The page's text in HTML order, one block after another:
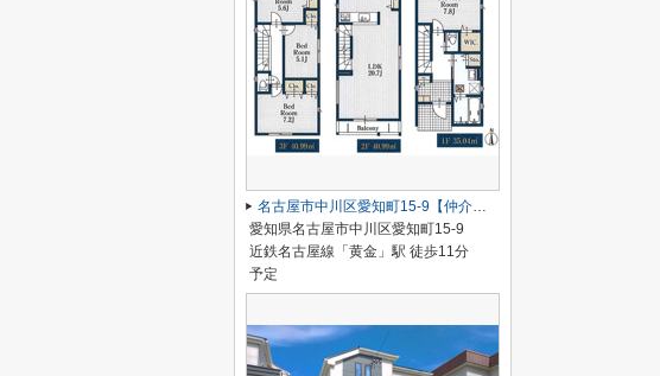
名古屋市中川区愛知町15-9【仲介手数料無料】新築一戸建て
愛知県名古屋市中川区愛知町15-9
近鉄名古屋線「黄金」駅 徒歩11分
予定